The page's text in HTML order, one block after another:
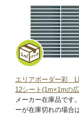
エリアボーダー彩
12シート(1m×1mの
メーカー在庫品です
ーが在庫切れの場合